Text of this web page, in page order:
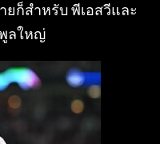
ก็สําหรับ พีเอสวีและ
ลใหญ่